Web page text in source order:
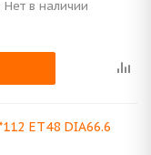
Нет в наличии
ET48 DIA66.6